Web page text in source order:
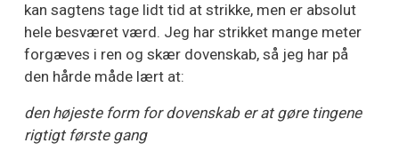
kan sagtens tage lidt tid at strikke, men er absolut
hele besværet værd. Jeg har strikket mange meter
forgæves i ren og skær dovenskab, så jeg har på
den hårde måde lært at:
den højeste form for dovenskab er at gøre tingene
rigtigt første gang